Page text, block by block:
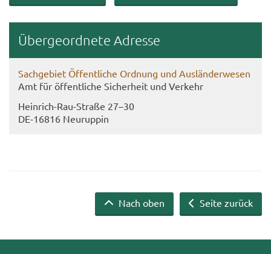
Über­ge­ord­ne­te Adres­se
Sach­ge­biet Öf­fent­li­che Ord­nung und Aus­län­der­we­sen
Amt für öf­fent­li­che Si­cher­heit und Ver­kehr
Heinrich-​Rau-Straße 27–30
DE-​16816 Neu­rup­pin
Seite zurück
Nach oben